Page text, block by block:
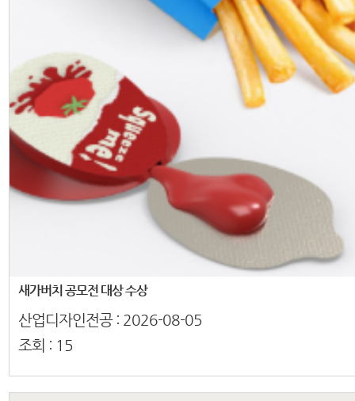
새가버치 공모전 대상 수상
산업디자인전공 : 2026-08-05
조회 : 15